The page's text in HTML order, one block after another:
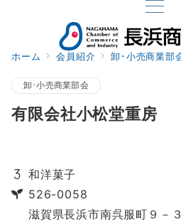
ホーム 会員紹介 卸･小売商業部
卸･小売商業部会
有限会社小松堂重房
和洋菓子
526-0058
滋賀県長浜市南呉服町９－